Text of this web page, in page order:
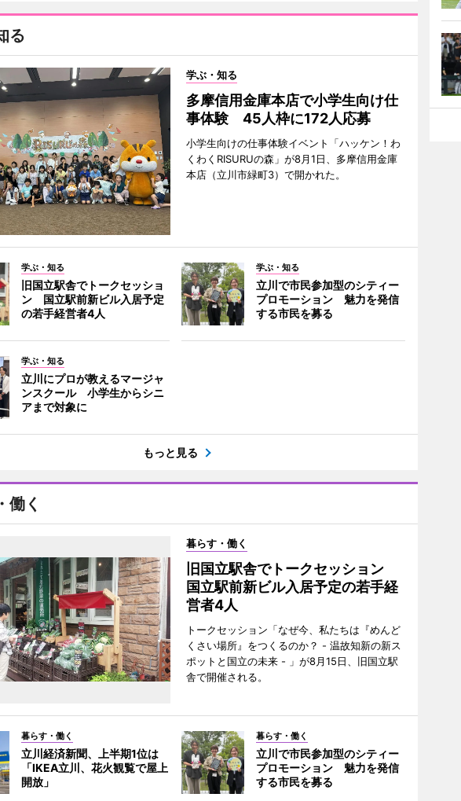
る
学ぶ・知る
多摩信用金庫本店で小学生向け仕
事体験 45人枠に172人応募
小学生向けの仕事体験イベント「ハッケン！わ
くわくRISURUの森」が8月1日、多摩信用金庫
本店（立川市緑町3）で開かれた。
学ぶ・知る
旧国立駅舎でトークセッショ
ン 国立駅前新ビル入居予定
の若手経営者4人
学ぶ・知る
立川で市民参加型のシティー
プロモーション 魅力を発信
する市民を募る
学ぶ・知る
立川にプロが教えるマージャ
ンスクール 小学生からシニ
アまで対象に
もっと見る
働く
暮らす・働く
旧国立駅舎でトークセッション
国立駅前新ビル入居予定の若手経
営者4人
トークセッション「なぜ今、私たちは『めんど
くさい場所』をつくるのか？ - 温故知新の新ス
ポットと国立の未来 - 」が8月15日、旧国立駅
舎で開催される。
暮らす・働く
立川経済新聞、上半期1位は
「IKEA立川、花火観覧で屋上
開放」
暮らす・働く
立川で市民参加型のシティー
プロモーション 魅力を発信
する市民を募る